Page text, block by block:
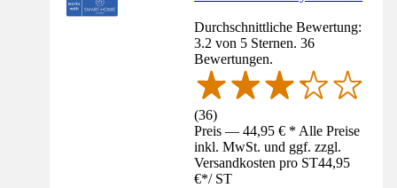
Durchschnittliche Bewertung:
3.2 von 5 Sternen. 36
Bewertungen.
(36)
Preis — 44,95 € * Alle Preise
inkl. MwSt. und ggf. zzgl.
Versandkosten pro ST44,95
€*/ ST